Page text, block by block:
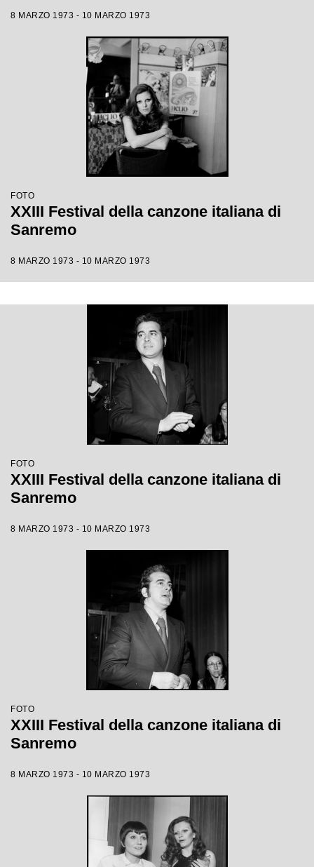
8 MARZO 1973 - 10 MARZO 1973
FOTO
XXIII Festival della canzone italiana di
Sanremo
8 MARZO 1973 - 10 MARZO 1973
FOTO
XXIII Festival della canzone italiana di
Sanremo
8 MARZO 1973 - 10 MARZO 1973
FOTO
XXIII Festival della canzone italiana di
Sanremo
8 MARZO 1973 - 10 MARZO 1973